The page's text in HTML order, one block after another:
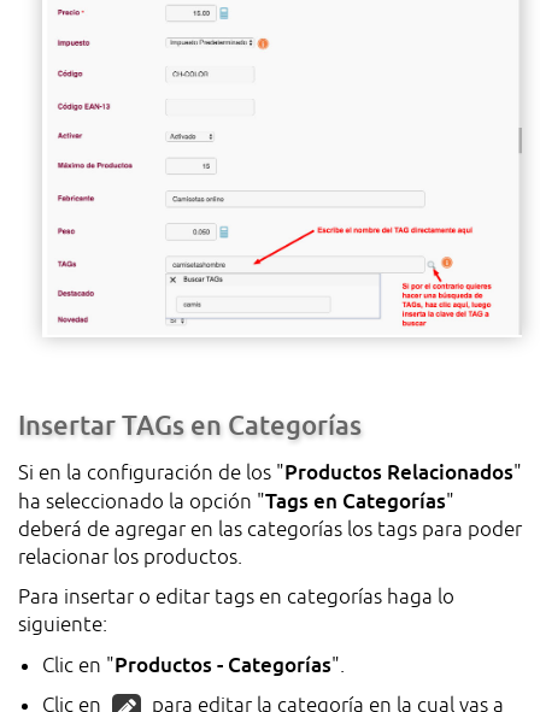
Insertar TAGs en Categorías
Si en la configuración de los "Productos Relacionados"
ha seleccionado la opción "Tags en Categorías"
deberá de agregar en las categorías los tags para poder
relacionar los productos.
Para insertar o editar tags en categorías haga lo
siguiente:
Clic en "Productos - Categorías".
Clic en
para editar la categoría en la cual vas a